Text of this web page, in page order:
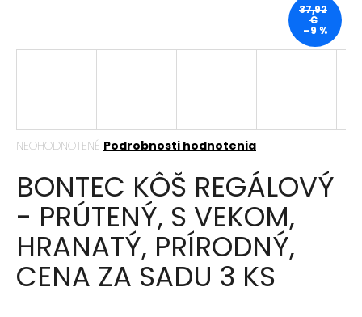
Priemerné
produktu
je
z
5
hviezdičiek.
NEOHODNOTENÉ Podrobnosti hodnotenia
BONTEC KÔŠ REGÁLOVÝ
- PRÚTENÝ, S VEKOM,
HRANATÝ, PRÍRODNÝ,
CENA ZA SADU 3 KS
37,92
€
–9 %
HĽADAŤ
O
d
p